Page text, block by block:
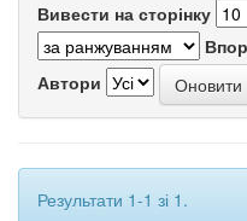
Вивести на сторінку
Автори
Результати 1-1 зі 1.